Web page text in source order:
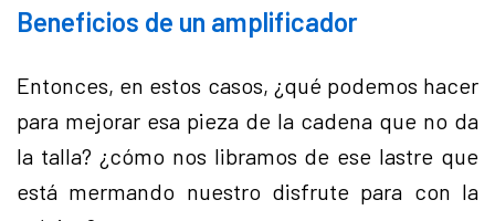
Beneficios de un amplificador
Entonces, en estos casos, ¿qué podemos hacer
para mejorar esa pieza de la cadena que no da
la talla? ¿cómo nos libramos de ese lastre que
está mermando nuestro disfrute para con la